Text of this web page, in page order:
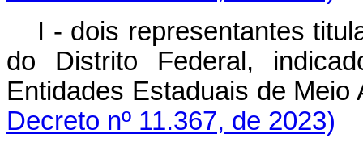
I - dois representantes
do Distrito Federal,
Entidades Estaduais de
Decreto nº 11.367, de 2023)